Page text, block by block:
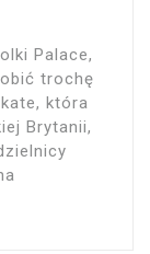
Palace,
trochę
która
Brytanii,